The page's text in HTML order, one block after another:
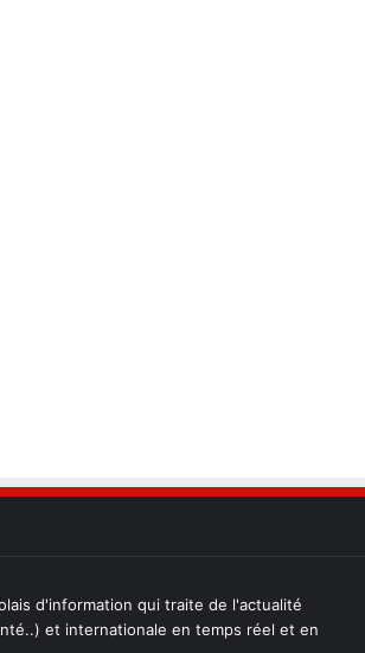
d'information qui traite de l'actualité
et internationale en temps réel et en